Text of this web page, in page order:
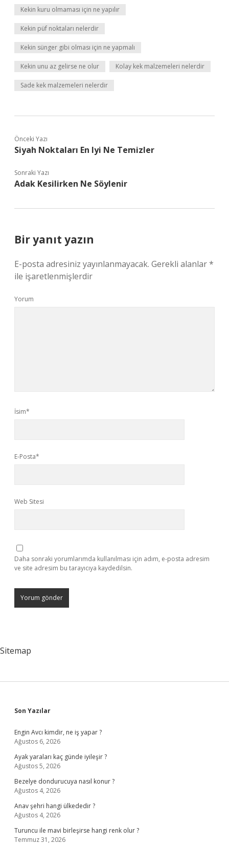
Kekin kuru olmaması için ne yapılır
Kekin püf noktaları nelerdir
Kekin sünger gibi olması için ne yapmalı
Kekin unu az gelirse ne olur Kolay kek malzemeleri nelerdir
Sade kek malzemeleri nelerdir
Önceki Yazı
Siyah Noktaları En Iyi Ne Temizler
Sonraki Yazı
Adak Kesilirken Ne Söylenir
Bir yanıt yazın
E-posta adresiniz yayınlanmayacak. Gerekli alanlar*
ile işaretlenmişlerdir
Yorum
İsim*
E-Posta*
Web Sitesi
Daha sonraki yorumlarımda kullanılması için adım, e-posta adresim
ve site adresim bu tarayıcıya kaydedilsin.
Sitemap
Sidebar
Son Yazılar
Engin Avcı kimdir, ne iş yapar ?
Ağustos 6, 2026
Ayak yaraları kaç günde iyileşir ?
Ağustos 5, 2026
Bezelye dondurucuya nasıl konur ?
Ağustos 4, 2026
Anav şehri hangi ülkededir ?
Ağustos 4, 2026
Turuncu ile mavi birleşirse hangi renk olur ?
Temmuz 31, 2026